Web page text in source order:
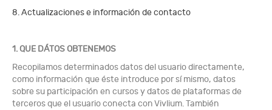
8. Actualizaciones e información de contacto
1. QUE DÁTOS OBTENEMOS
Recopilamos determinados datos del usuario directamente,
como información que éste introduce por sí mismo, datos
sobre su participación en cursos y datos de plataformas de
terceros que el usuario conecta con Vivlium. También